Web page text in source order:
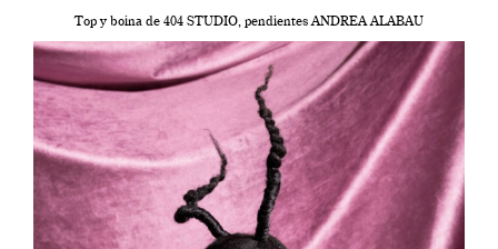
Top y boina de 404 STUDIO, pendientes ANDREA ALABAU